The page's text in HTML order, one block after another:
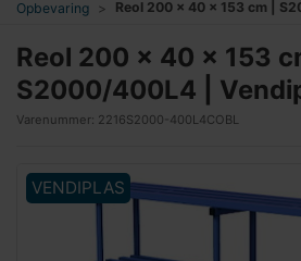
Opbevaring Reol 200 x 40 x 153 cm |
Reol 200 x 40 x 153
S2000/400L4 |
Varenummer: 2216S2000-400L4COBL
VENDIPLAS